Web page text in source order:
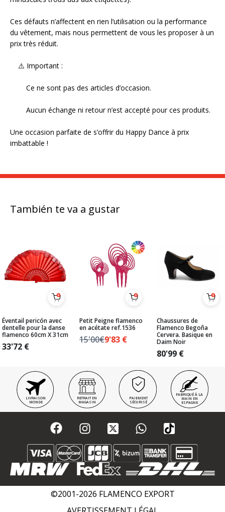
Ces défauts n’affectent en rien l’utilisation ou la performance
du vêtement, mais nous permettent de vous les proposer à un
prix très réduit.
⚠️ Important :
Ce ne sont pas des articles d’occasion.
Aucun échange ni retour n’est accepté pour ces produits.
Une occasion parfaite de s’offrir du Happy Dance à prix
imbattable !
También te va a gustar
Éventail pericón avec
dentelle pour la danse
flamenco 60cm X 31cm
33'72 €
Petit Peigne flamenco
en acétate ref.1536
15'00€9'83 €
Chaussures de
Flamenco Begoña
Cervera. Basique en
Daim Noir
80'99 €
LIVRAISON
MONDE
RETRAIT EN
MAGASIN
PAIEMENT
SÉCURISÉ
FABRIQUÉ À LA
MAIN EN
ESPAGNE
©2001-2026 FLAMENCO EXPORT